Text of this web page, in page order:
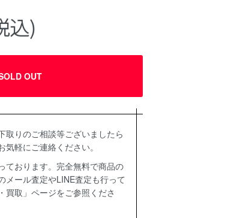
込)
OUT
取りのご相談等ございましたら
軽にご連絡ください。
ております。完全無料で商品の
メール査定やLINE査定も行って
買取」ページをご参照くださ